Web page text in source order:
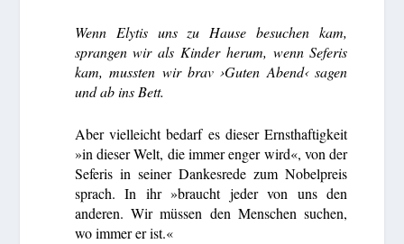
Wenn Elytis uns zu Hause besuchen kam,
sprangen wir als Kinder herum, wenn Seferis
kam, mussten wir brav ›Guten Abend‹ sagen
und ab ins Bett.
Aber vielleicht bedarf es dieser Ernsthaftigkeit
»in dieser Welt, die immer enger wird«, von der
Seferis in seiner Dankesrede zum Nobelpreis
sprach. In ihr »braucht jeder von uns den
anderen. Wir müssen den Menschen suchen,
wo immer er ist.«